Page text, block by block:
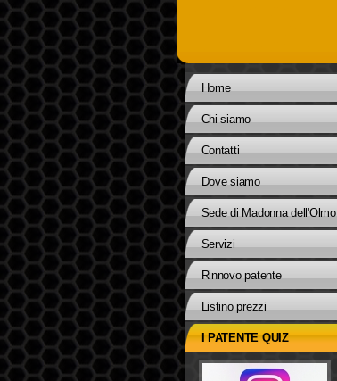
Home
Chi siamo
Contatti
Dove siamo
Sede di Madonna dell'Olmo
Servizi
Rinnovo patente
Listino prezzi
I PATENTE QUIZ